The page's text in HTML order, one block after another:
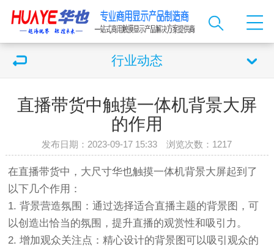
行业动态
直播带货中触摸一体机背景大屏
的作用
发布日期：2023-09-17 15:33 浏览次数： 1217
在直播带货中，大尺寸华也触摸一体机背景大屏起到了
以下几个作用：
1. 背景营造氛围：通过选择适合直播主题的背景图，可
以创造出恰当的氛围，提升直播的观赏性和吸引力。
2. 增加观众关注点：精心设计的背景图可以吸引观众的